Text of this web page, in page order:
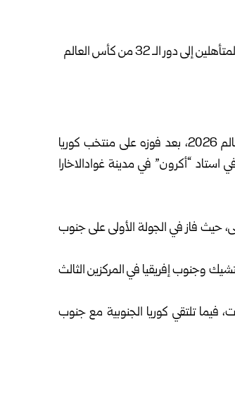
حجز منتخب المكسيك بطاقة التأهل الأولى إلى دور الـ 32 من بطولة كأس العالم ‌‏2026، بعد فوزه على منتخب كوريا
“أكرون” في مدينة غوادالاخارا
صدارة المجموعة الأولى، ‏حيث فاز في الجولة الأولى على جنوب
يأتي منتخبا ‏التشيك وجنوب إفريقيا في المركزين الثالث
‏تلتقي كوريا الجنوبية مع جنوب